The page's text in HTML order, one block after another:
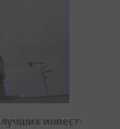
инвест-